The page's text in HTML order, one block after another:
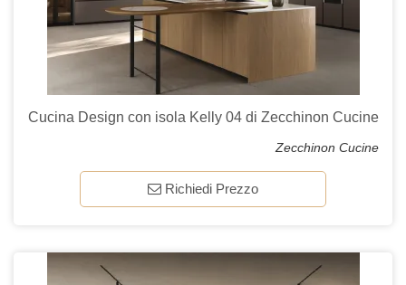
Cucina Design con isola Kelly 04 di Zecchinon Cucine
Zecchinon Cucine
Richiedi Prezzo